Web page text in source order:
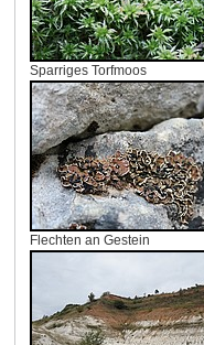
Sparriges Torfmoos
Flechten an Gestein